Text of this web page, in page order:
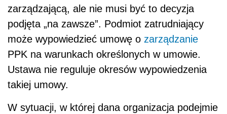
zarządzającą, ale nie musi być to decyzja
podjęta „na zawsze”. Podmiot zatrudniający
może wypowiedzieć umowę o zarządzanie
PPK na warunkach określonych w umowie.
Ustawa nie reguluje okresów wypowiedzenia
takiej umowy.
W sytuacji, w której dana organizacja podejmie